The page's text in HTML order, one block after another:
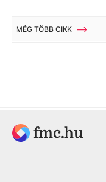
MÉG TÖBB CIKK
fmc.hu